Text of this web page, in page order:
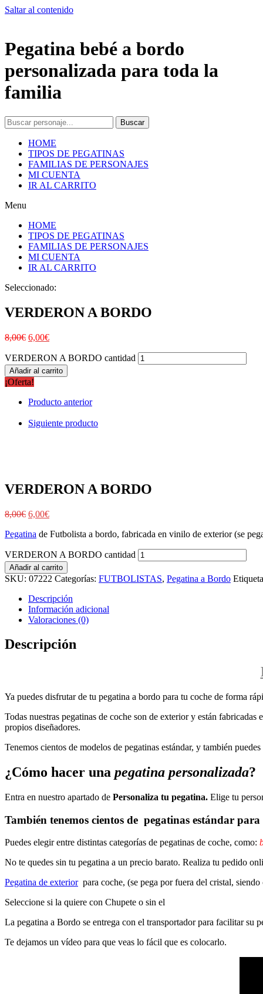
Saltar al contenido
Pegatina bebé a bordo
personalizada para toda la
familia
Buscar
HOME
TIPOS DE PEGATINAS
FAMILIAS DE PERSONAJES
MI CUENTA
IR AL CARRITO
Menu
HOME
TIPOS DE PEGATINAS
FAMILIAS DE PERSONAJES
MI CUENTA
IR AL CARRITO
Seleccionado:
VERDERON A BORDO
8,00€ 6,00€
VERDERON A BORDO cantidad
Añadir al carrito
¡Oferta!
Producto anterior
Siguiente producto
VERDERON A BORDO
8,00€ 6,00€
Pegatina de Futbolista a bordo, fabricada en vinilo de exterior (se
VERDERON A BORDO cantidad
Añadir al carrito
SKU: 07222 Categorías: FUTBOLISTAS, Pegatina a Bordo
Descripción
Información adicional
Valoraciones (0)
Descripción
Ya puedes disfrutar de tu pegatina a bordo para tu coche de forma
Todas nuestras pegatinas de coche son de exterior y están
propios diseñadores.
Tenemos cientos de modelos de pegatinas estándar, y también
¿Cómo hacer una pegatina personalizada?
Entra en nuestro apartado de Personaliza tu pegatina. Elige tu
También tenemos cientos de pegatinas estándar para
Puedes elegir entre distintas categorías de pegatinas de coche, como:
No te quedes sin tu pegatina a un precio barato. Realiza tu pedido
Pegatina de exteriorpara coche, (se pega por fuera del cristal,
Seleccione si la quiere con Chupete o sin el
La pegatina a Bordo se entrega con el transportador para facilitar su
Te dejamos un vídeo para que veas lo fácil que es colocarlo.